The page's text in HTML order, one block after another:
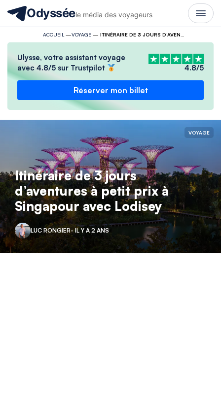
Odysséele média des voyageurs
ACCUEIL —VOYAGE—
Ulysse, votre assistant voyage
avec 4.8/5 sur Trustpilot
4.8/5
Réserver mon billet
VOYAGE
Itinéraire de 3 jours
d’aventures à petit prix à
Singapour avec Lodisey
LUC RONGIER- IL Y A 2 ANS